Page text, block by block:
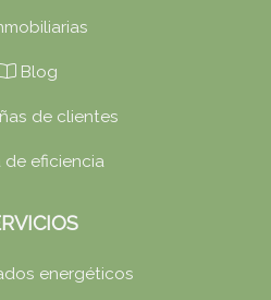
Blog
de clientes
de eficiencia
energéticos